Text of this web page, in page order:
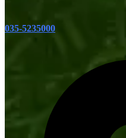
035-5235000